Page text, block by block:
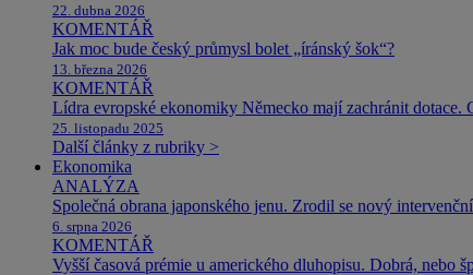
22. dubna 2026
KOMENTÁŘ
Jak moc bude český průmysl bolet „íránský šok“?
13. března 2026
KOMENTÁŘ
Lídra evropské ekonomiky Německo mají zachránit dotace.
25. listopadu 2025
Další články z rubriky >
Ekonomika
ANALÝZA
Společná obrana japonského jenu. Zrodil se nový
6. srpna 2026
KOMENTÁŘ
Vyšší časová prémie u amerického dluhopisu. Dobrá, nebo